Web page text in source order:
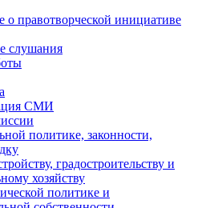
о правотворческой инициативе
слушания
СМИ
политике, законности,
градостроительству и
хозяйству
политике и